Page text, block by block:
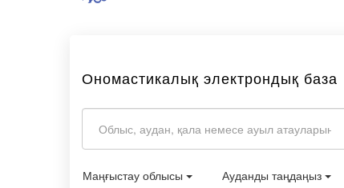
Ономастикалық электрондық база
Маңғыстау облысы
Ауданды таңдаңыз